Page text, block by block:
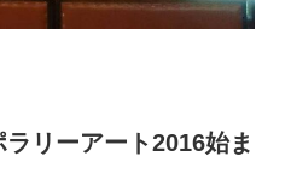
リーアート2016始ま